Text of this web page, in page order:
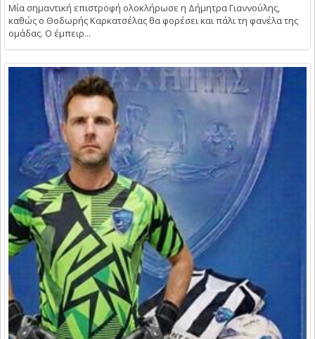
Μία σημαντική επιστροφή ολοκλήρωσε η Δήμητρα Γιαννούλης,
καθώς ο Θοδωρής Καρκατσέλας θα φορέσει και πάλι τη φανέλα της
ομάδας. Ο έμπειρ...